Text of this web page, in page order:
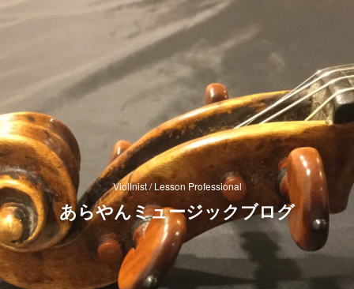
Violinist / Lesson Professional
あらやんミュージックブログ